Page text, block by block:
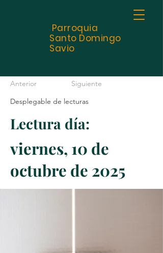
Parroquia
Santo Domingo
Savio
Anterior
Siguiente
Desplegable de lecturas
Lectura día:
viernes, 10 de
octubre de 2025